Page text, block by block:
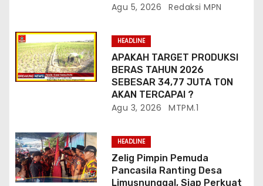
Agu 5, 2026 Redaksi MPN
HEADLINE
APAKAH TARGET PRODUKSI
BERAS TAHUN 2026
SEBESAR 34,77 JUTA TON
AKAN TERCAPAI ?
Agu 3, 2026 MTPM.1
HEADLINE
Zelig Pimpin Pemuda
Pancasila Ranting Desa
Limusnunggal, Siap Perkuat